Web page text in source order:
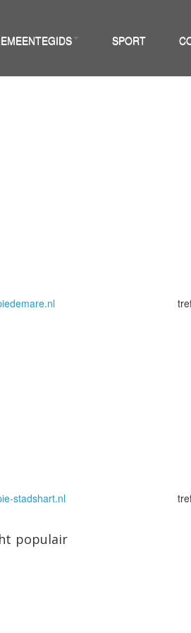
SPORT
stadshart.nl
populair